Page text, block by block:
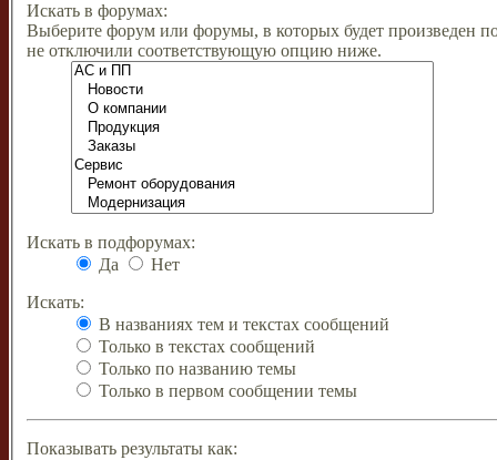
Искать в форумах:
Выберите форум или форумы, в которых будет произведен
не отключили соответствующую опцию ниже.
Искать в подфорумах:
Да
Нет
Искать:
В названиях тем и текстах сообщений
Только в текстах сообщений
Только по названию темы
Только в первом сообщении темы
Показывать результаты как: